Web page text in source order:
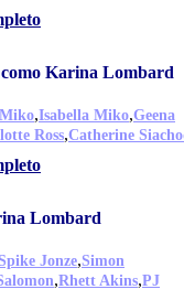
como Karina Lombard
,Isabella Miko,Geena
Ross,Catherine
Lombard
Jonze,Simon
,Rhett Akins,PJ